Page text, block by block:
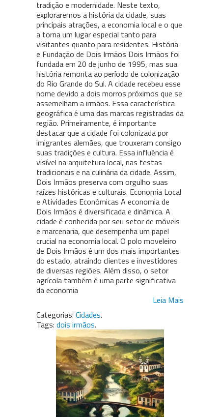
tradição e modernidade. Neste texto,
exploraremos a história da cidade, suas
principais atrações, a economia local e o que
a torna um lugar especial tanto para
visitantes quanto para residentes. História
e Fundação de Dois Irmãos Dois Irmãos foi
fundada em 20 de junho de 1995, mas sua
história remonta ao período de colonização
do Rio Grande do Sul. A cidade recebeu esse
nome devido a dois morros próximos que se
assemelham a irmãos. Essa característica
geográfica é uma das marcas registradas da
região. Primeiramente, é importante
destacar que a cidade foi colonizada por
imigrantes alemães, que trouxeram consigo
suas tradições e cultura. Essa influência é
visível na arquitetura local, nas festas
tradicionais e na culinária da cidade. Assim,
Dois Irmãos preserva com orgulho suas
raízes históricas e culturais. Economia Local
e Atividades Econômicas A economia de
Dois Irmãos é diversificada e dinâmica. A
cidade é conhecida por seu setor de móveis
e marcenaria, que desempenha um papel
crucial na economia local. O polo moveleiro
de Dois Irmãos é um dos mais importantes
do estado, atraindo clientes e investidores
de diversas regiões. Além disso, o setor
agrícola também é uma parte significativa
da economia
Leia Mais
Categorias: Cidades.
Tags: dois irmãos.